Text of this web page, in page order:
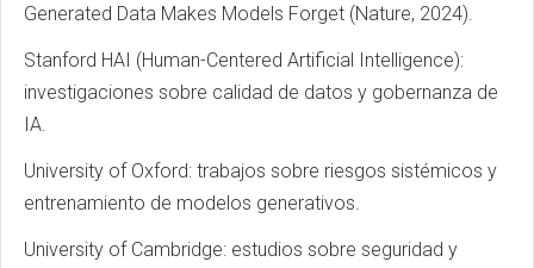
Generated Data Makes Models Forget (Nature, 2024).
Stanford HAI (Human-Centered Artificial Intelligence):
investigaciones sobre calidad de datos y gobernanza de
IA.
University of Oxford: trabajos sobre riesgos sistémicos y
entrenamiento de modelos generativos.
University of Cambridge: estudios sobre seguridad y